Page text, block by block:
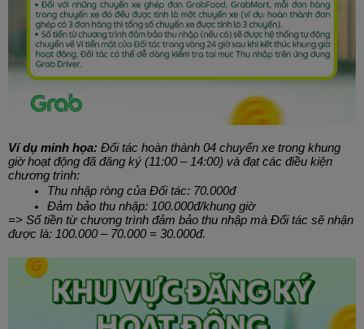
Ví dụ minh họa: Đối tác hoàn thành 04 chuyến xe trong khung
giờ hoạt động đã đăng ký (11:00 – 14:00) và đạt các điều kiện
chương trình:
Thu nhập ròng của Đối tác: 70.000đ
Đảm bảo thu nhập: 100.000đ/khung giờ
=> Số tiền từ chương trình đảm bảo thu nhập mà Đối tác sẽ nhận
được là: 100.000 – 70.000 = 30.000đ.